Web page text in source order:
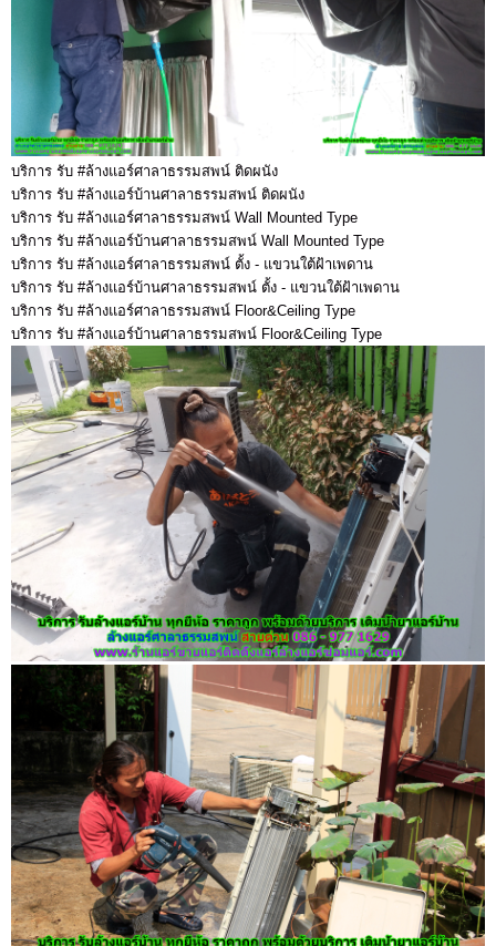
บริการ รับ #ล้างแอร์ศาลาธรรมสพน์ ติดผนัง
บริการ รับ #ล้างแอร์บ้านศาลาธรรมสพน์ ติดผนัง
บริการ รับ #ล้างแอร์ศาลาธรรมสพน์ Wall Mounted Type
บริการ รับ #ล้างแอร์บ้านศาลาธรรมสพน์ Wall Mounted Type
บริการ รับ #ล้างแอร์ศาลาธรรมสพน์ ตั้ง - แขวนใต้ฝ้าเพดาน
บริการ รับ #ล้างแอร์บ้านศาลาธรรมสพน์ ตั้ง - แขวนใต้ฝ้าเพดาน
บริการ รับ #ล้างแอร์ศาลาธรรมสพน์ Floor&Ceiling Type
บริการ รับ #ล้างแอร์บ้านศาลาธรรมสพน์ Floor&Ceiling Type